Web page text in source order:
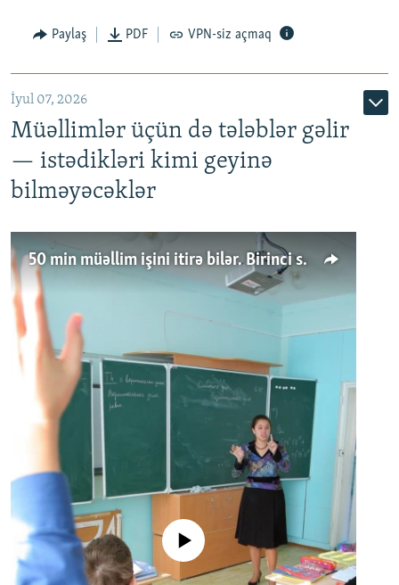
Paylaş PDF VPN-siz açmaq
İyul 07, 2026
Müəllimlər üçün də tələblər gəlir
— istədikləri kimi geyinə
bilməyəcəklər
50 min müəllim işini itirə bilər. Birinci sinfə gedənlər azalır
No media source currently available